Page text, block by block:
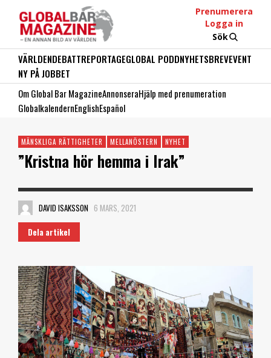
Prenumerera
Logga in
Sök
VÄRLDENDEBATTREPORTAGEGLOBAL PODDNYHETSBREVEVENT
NY PÅ JOBBET
Om Global Bar MagazineAnnonseraHjälp med prenumeration
GlobalkalendernEnglishEspañol
MÄNSKLIGA RÄTTIGHETER MELLANÖSTERN NYHET
”Kristna hör hemma i Irak”
DAVID ISAKSSON 6 MARS, 2021
Dela artikel